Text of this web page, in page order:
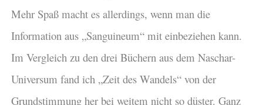
Mehr Spaß macht es allerdings, wenn man die
Information aus „Sanguineum“ mit einbeziehen kann.
Im Vergleich zu den drei Büchern aus dem Naschar-
Universum fand ich „Zeit des Wandels“ von der
Grundstimmung her bei weitem nicht so düster. Ganz